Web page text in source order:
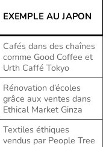
EXEMPLE AU JAPON
Cafés dans des chaînes
comme Good Coffee et
Urth Caffé Tokyo
Rénovation d’écoles
grâce aux ventes dans
Ethical Market Ginza
Textiles éthiques
vendus par People Tree